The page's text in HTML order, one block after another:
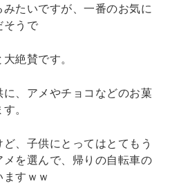
たいですが、一番のお気に
そうで
絶賛です。
、アメやチョコなどのお菓
。
、子供にとってはとてもう
を選んで、帰りの自転車の
すｗｗ